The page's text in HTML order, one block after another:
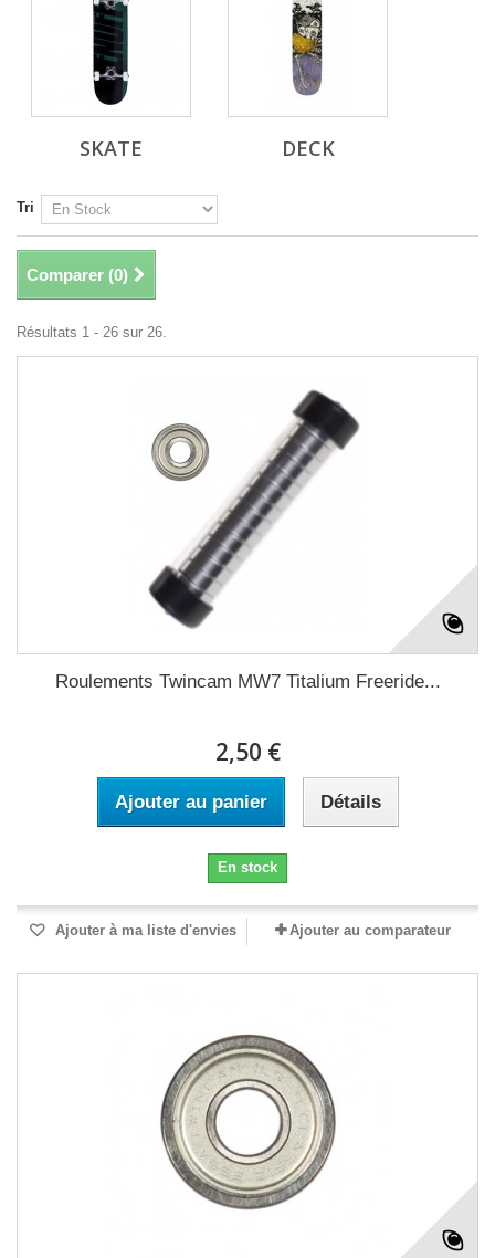
SKATE DECK
Tri
Comparer (0)
Résultats 1 - 26 sur 26.
Roulements Twincam MW7 Titalium Freeride...
2,50 €
Ajouter au panier Détails
En stock
Ajouter à ma liste d'envies Ajouter au comparateur